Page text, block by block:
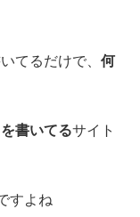
てるだけで、 何
書いてるサイト
すよね